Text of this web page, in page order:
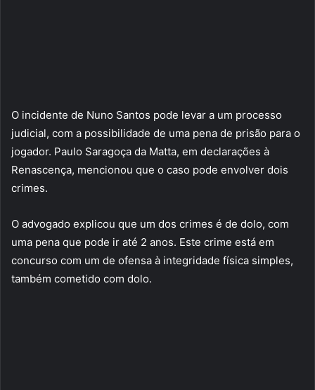
O incidente de Nuno Santos pode levar a um processo
judicial, com a possibilidade de uma pena de prisão para o
jogador. Paulo Saragoça da Matta, em declarações à
Renascença, mencionou que o caso pode envolver dois
crimes.
O advogado explicou que um dos crimes é de dolo, com
uma pena que pode ir até 2 anos. Este crime está em
concurso com um de ofensa à integridade física simples,
também cometido com dolo.